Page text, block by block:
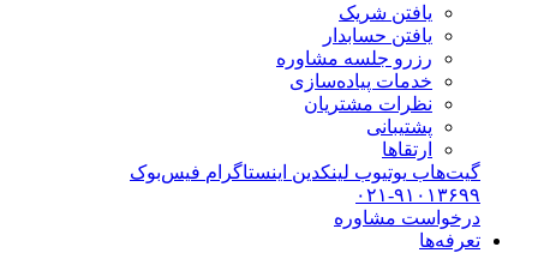
یافتن شریک
یافتن حسابدار
رزرو جلسه مشاوره
خدمات پیاده‌سازی
نظرات مشتریان
پشتیبانی
ارتقاها
گیت‌هاب یوتیوب لینکدین اینستاگرام فیس‌بوک
۰۲۱-۹۱۰۱۳۶۹۹
درخواست مشاوره
تعرفه‌ها